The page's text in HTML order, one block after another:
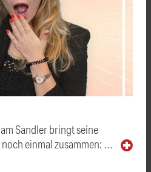
Sandler bringt seine
einmal zusammen: …